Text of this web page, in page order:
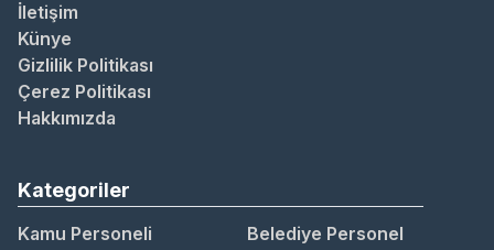
İletişim
Künye
Gizlilik Politikası
Çerez Politikası
Hakkımızda
Kategoriler
Kamu Personeli
Belediye Personel